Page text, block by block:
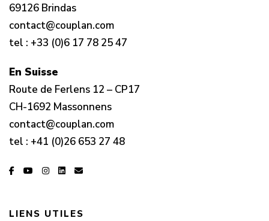
69126 Brindas
contact@couplan.com
tel : +33 (0)6 17 78 25 47
En Suisse
Route de Ferlens 12 – CP17
CH-1692 Massonnens
contact@couplan.com
tel : +41 (0)26 653 27 48
LIENS UTILES